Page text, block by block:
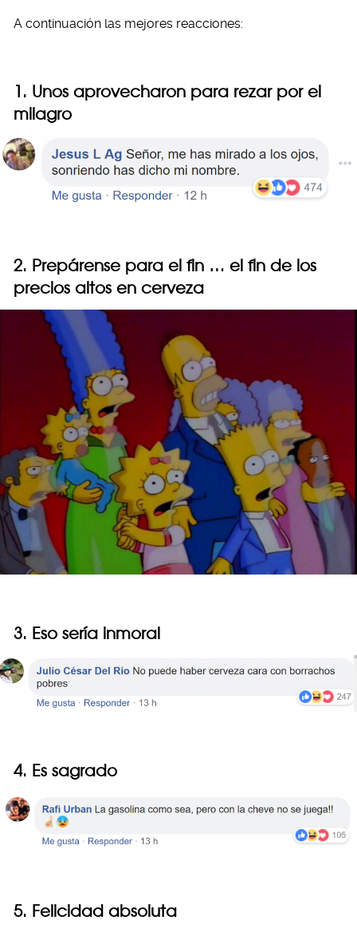
A continuación las mejores reacciones:
1. Unos aprovecharon para rezar por el
milagro
2. Prepárense para el fin … el fin de los
precios altos en cerveza
3. Eso sería inmoral
4. Es sagrado
5. Felicidad absoluta